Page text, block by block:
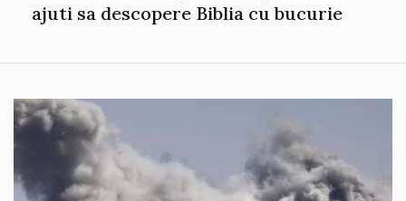
ajuti sa descopere Biblia cu bucurie